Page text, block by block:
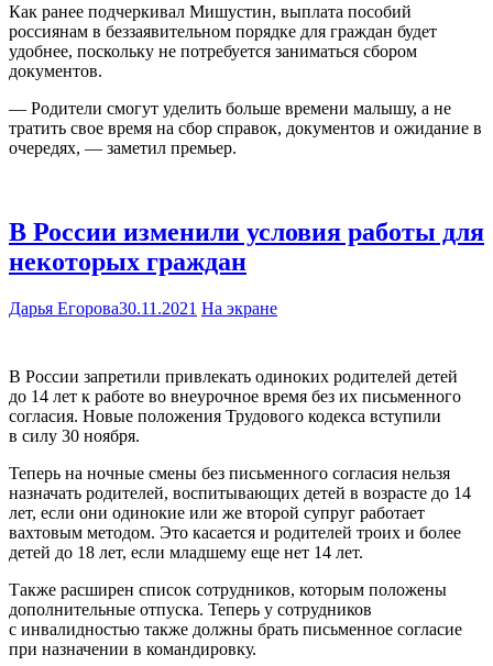
Как ранее подчеркивал Мишустин, выплата пособий
россиянам в беззаявительном порядке для граждан будет
удобнее, поскольку не потребуется заниматься сбором
документов.
— Родители смогут уделить больше времени малышу, а не
тратить свое время на сбор справок, документов и ожидание в
очередях, — заметил премьер.
В России изменили условия работы для
некоторых граждан
Дарья Егорова30.11.2021 На экране
В России запретили привлекать одиноких родителей детей
до 14 лет к работе во внеурочное время без их письменного
согласия. Новые положения Трудового кодекса вступили
в силу 30 ноября.
Теперь на ночные смены без письменного согласия нельзя
назначать родителей, воспитывающих детей в возрасте до 14
лет, если они одинокие или же второй супруг работает
вахтовым методом. Это касается и родителей троих и более
детей до 18 лет, если младшему еще нет 14 лет.
Также расширен список сотрудников, которым положены
дополнительные отпуска. Теперь у сотрудников
с инвалидностью также должны брать письменное согласие
при назначении в командировку.